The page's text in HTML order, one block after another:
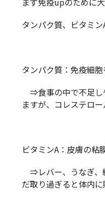
タンパク質、ビタミン
タンパク質：免疫細胞
⇒食事の中で不足し
ますが、コレステロ
ビタミンA：皮膚の粘
⇒レバー、うなぎ、
だ取り過ぎると体内